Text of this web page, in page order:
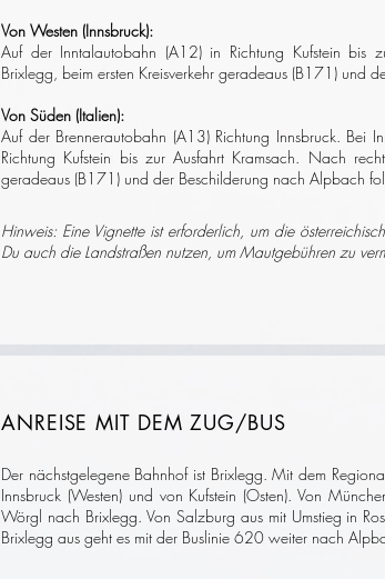
Von Westen (Innsbruck):
Auf der Inntalautobahn (A12) in Richtung Kufstein bis
Brixlegg, beim ersten Kreisverkehr geradeaus (B171) und
Von Süden (Italien):
Auf der Brennerautobahn (A13) Richtung Innsbruck. Bei
Richtung Kufstein bis zur Ausfahrt Kramsach. Nach
geradeaus (B171) und der Beschilderung nach Alpbach
Hinweis: Eine Vignette ist erforderlich, um die
Du auch die Landstraßen nutzen, um Mautgebühren zu
ANREISE MIT DEM ZUG/BUS
Der nächstgelegene Bahnhof ist Brixlegg. Mit dem
Innsbruck (Westen) und von Kufstein (Osten).Von
Wörgl nach Brixlegg. Von Salzburg aus mit Umstieg in
Brixlegg aus geht es mit der Buslinie 620 weiter nach